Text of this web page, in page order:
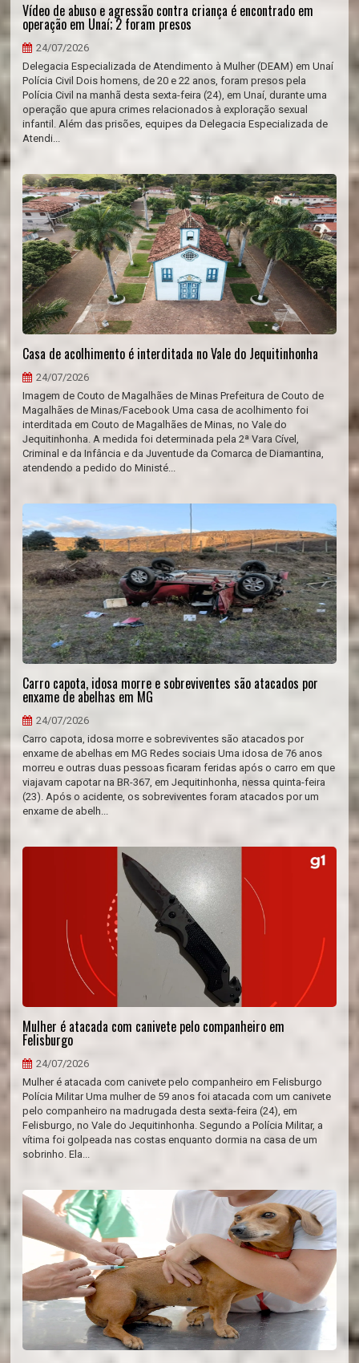
Vídeo de abuso e agressão contra criança é encontrado em
operação em Unaí; 2 foram presos
24/07/2026
Delegacia Especializada de Atendimento à Mulher (DEAM) em Unaí
Polícia Civil Dois homens, de 20 e 22 anos, foram presos pela
Polícia Civil na manhã desta sexta-feira (24), em Unaí, durante uma
operação que apura crimes relacionados à exploração sexual
infantil. Além das prisões, equipes da Delegacia Especializada de
Atendi...
Casa de acolhimento é interditada no Vale do Jequitinhonha
24/07/2026
Imagem de Couto de Magalhães de Minas Prefeitura de Couto de
Magalhães de Minas/Facebook Uma casa de acolhimento foi
interditada em Couto de Magalhães de Minas, no Vale do
Jequitinhonha. A medida foi determinada pela 2ª Vara Cível,
Criminal e da Infância e da Juventude da Comarca de Diamantina,
atendendo a pedido do Ministé...
Carro capota, idosa morre e sobreviventes são atacados por
enxame de abelhas em MG
24/07/2026
Carro capota, idosa morre e sobreviventes são atacados por
enxame de abelhas em MG Redes sociais Uma idosa de 76 anos
morreu e outras duas pessoas ficaram feridas após o carro em que
viajavam capotar na BR-367, em Jequitinhonha, nessa quinta-feira
(23). Após o acidente, os sobreviventes foram atacados por um
enxame de abelh...
Mulher é atacada com canivete pelo companheiro em
Felisburgo
24/07/2026
Mulher é atacada com canivete pelo companheiro em Felisburgo
Polícia Militar Uma mulher de 59 anos foi atacada com um canivete
pelo companheiro na madrugada desta sexta-feira (24), em
Felisburgo, no Vale do Jequitinhonha. Segundo a Polícia Militar, a
vítima foi golpeada nas costas enquanto dormia na casa de um
sobrinho. Ela...